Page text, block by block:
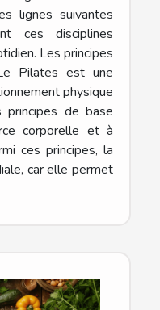
lignes suivantes
ces disciplines
Les principes
Pilates est une
physique
principes de base
corporelle et à
ces principes, la
car elle permet